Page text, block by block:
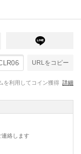
URLをコピー
を利用してコイン獲得 詳細
絡します